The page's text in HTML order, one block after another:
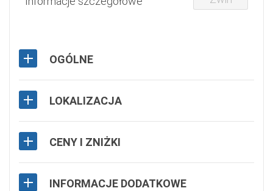
OGÓLNE
LOKALIZACJA
CENY I ZNIŻKI
INFORMACJE DODATKOWE